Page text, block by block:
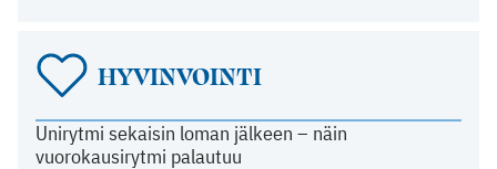
HYVINVOINTI
Unirytmi sekaisin loman jälkeen – näin
vuorokausirytmi palautuu